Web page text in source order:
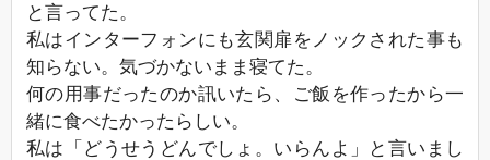
と言ってた。
私はインターフォンにも玄関扉をノックされた事も
知らない。気づかないまま寝てた。
何の用事だったのか訊いたら、ご飯を作ったから一
緒に食べたかったらしい。
私は「どうせうどんでしょ。いらんよ」と言いまし